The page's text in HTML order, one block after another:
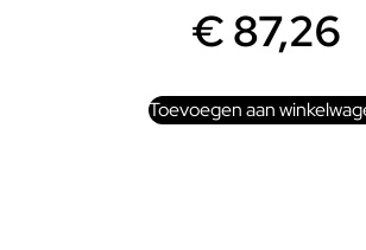
€87,26
Toevoegen aan